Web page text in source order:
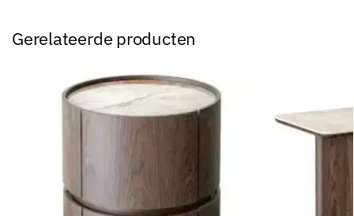
Gerelateerde producten